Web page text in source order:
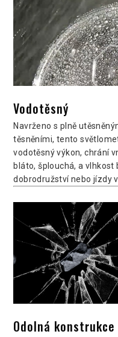
Vodotěsný
Navrženo s plně
těsněními, tento
vodotěsný výkon, chrání
bláto, šplouchá, a
dobrodružství nebo jízdy
Odolná konstrukce